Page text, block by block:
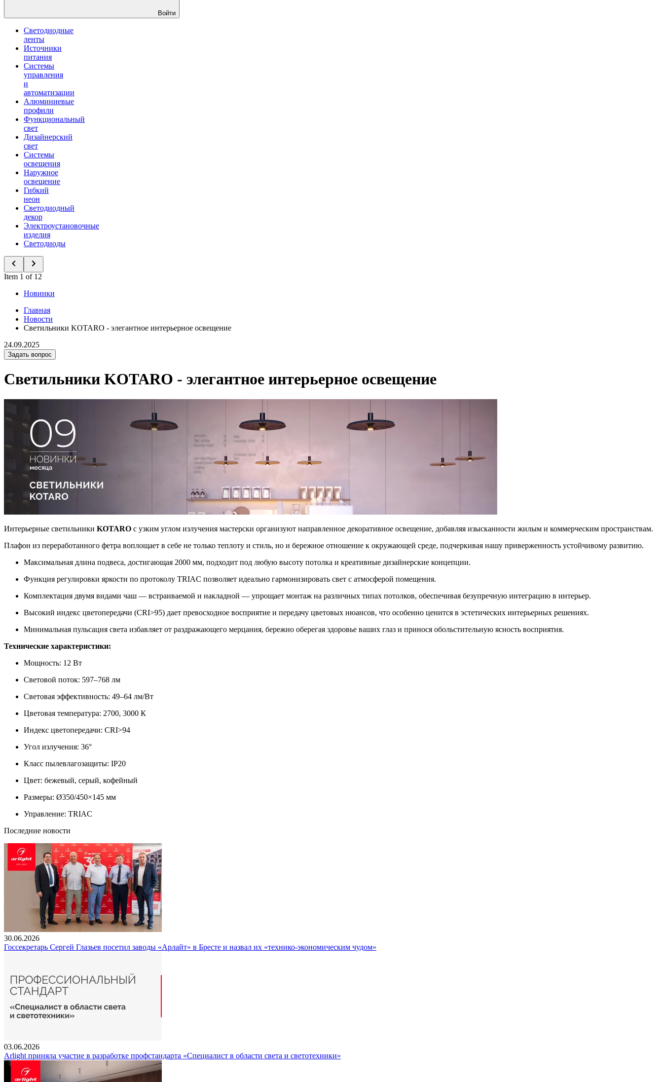
Войти
Светодиодные
ленты
Источники
питания
Системы
управления
и
автоматизации
Алюминиевые
профили
Функциональный
свет
Дизайнерский
свет
Системы
освещения
Наружное
освещение
Гибкий
неон
Светодиодный
декор
Электроустановочные
изделия
Светодиоды
Item 1 of 12
Новинки
Главная
Новости
Светильники KOTARO - элегантное интерьерное освещение
24.09.2025
Задать вопрос
Светильники KOTARO - элегантное интерьерное освещение
Интерьерные светильники KOTARO с узким углом излучения мастерски организуют направленное декоративное освещение, добавляя изысканности жилым и коммерческим пространствам.
Плафон из переработанного фетра воплощает в себе не только теплоту и стиль, но и бережное отношение к окружающей среде, подчеркивая нашу приверженность устойчивому развитию.
Максимальная длина подвеса, достигающая 2000 мм, подходит под любую высоту потолка и креативные дизайнерские концепции.
Функция регулировки яркости по протоколу TRIAC позволяет идеально гармонизировать свет с атмосферой помещения.
Комплектация двумя видами чаш — встраиваемой и накладной — упрощает монтаж на различных типах потолков, обеспечивая безупречную интеграцию в интерьер.
Высокий индекс цветопередачи (CRI>95) дает превосходное восприятие и передачу цветовых нюансов, что особенно ценится в эстетических интерьерных решениях.
Минимальная пульсация света избавляет от раздражающего мерцания, бережно оберегая здоровье ваших глаз и принося обольстительную ясность восприятия.
Технические характеристики:
Мощность: 12 Вт
Световой поток: 597–768 лм
Световая эффективность: 49–64 лм/Вт
Цветовая температура: 2700, 3000 К
Индекс цветопередачи: CRI>94
Угол излучения: 36°
Класс пылевлагозащиты: IP20
Цвет: бежевый, серый, кофейный
Размеры: Ø350/450×145 мм
Управление: TRIAC
Последние новости
30.06.2026
Госсекретарь Сергей Глазьев посетил заводы «Арлайт» в Бресте и назвал их «технико-экономическим чудом»
03.06.2026
Arlight приняла участие в разработке профстандарта «Специалист в области света и светотехники»